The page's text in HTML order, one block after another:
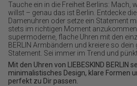
Tauche ein in die Freiheit Berlins: Mach,
willst – genau das ist Berlin. Entdecke
Damenuhren oder setze ein Statement
stets im richtigen Moment
supermoderne, flache Uhren mit den
BERLIN Armbändern und kreiere so
Statement. Sei immer im Trend und
Mit den Uhren von LIEBESKIND BERLIN
minimalistisches Design, klare Formen
perfekt zu Dir passen.